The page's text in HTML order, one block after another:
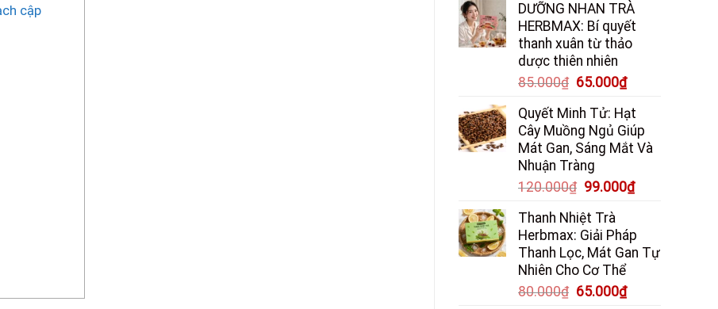
là:
95.000₫.
tại
là:
70.000₫.
DƯỠNG NHAN TRÀ
HERBMAX: Bí quyết
thanh xuân từ thảo
dược thiên nhiên
85.000₫ Giá
là:
85.000₫.
65.000₫Giá
tại
là:
65.000₫.
Quyết Minh Tử: Hạt
Cây Muồng Ngủ Giúp
Mát Gan, Sáng Mắt Và
Nhuận Tràng
120.000₫ Giá
là:
120.000₫.
99.000₫Giá
là:
99.000₫.
Thanh Nhiệt Trà
Herbmax: Giải Pháp
Thanh Lọc, Mát Gan Tự
Nhiên Cho Cơ Thể
80.000₫ Giá
65.000₫Giá
cập